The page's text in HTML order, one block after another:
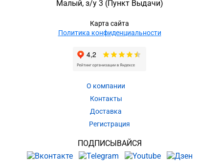
Малый, з/у 3 (Пункт Выдачи)
Карта сайта
Политика конфиденциальности
О компании
Контакты
Доставка
Регистрация
ПОДПИСЫВАЙСЯ